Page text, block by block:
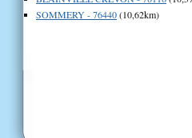
SOMMERY - 76440(10,62km)